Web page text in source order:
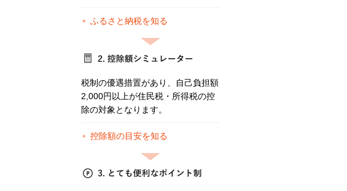
ふるさと納税を知る
税制の優遇措置があり、自己負担額
2,000円以上が住民税・所得税の控
除の対象となります。
控除額の目安を知る